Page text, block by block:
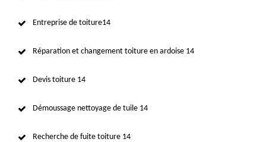
Entreprise de toiture14
Réparation et changement toiture en ardoise 14
Devis toiture 14
Démoussage nettoyage de tuile 14
Recherche de fuite toiture 14